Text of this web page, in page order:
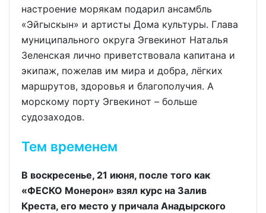
настроение морякам подарил ансамбль
«Эйгыскын» и артисты Дома культуры. Глава
муниципального округа Эгвекинот Наталья
Зеленская лично приветствовала капитана и
экипаж, пожелав им мира и добра, лёгких
маршрутов, здоровья и благополучия. А
морскому порту Эгвекинот – больше
судозаходов.
Тем временем
В воскресенье, 21 июня, после того как
«ФЕСКО Монерон» взял курс на Залив
Креста, его место у причала Анадырского